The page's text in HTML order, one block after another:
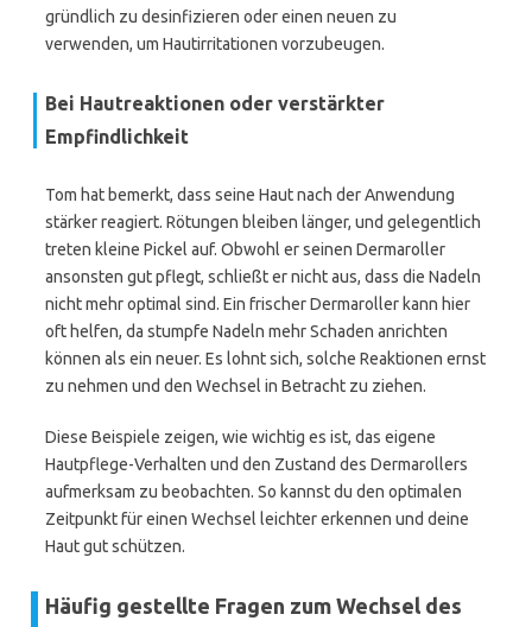
gründlich zu desinfizieren oder einen neuen zu
verwenden, um Hautirritationen vorzubeugen.
Bei Hautreaktionen oder verstärkter
Empfindlichkeit
Tom hat bemerkt, dass seine Haut nach der Anwendung
stärker reagiert. Rötungen bleiben länger, und gelegentlich
treten kleine Pickel auf. Obwohl er seinen Dermaroller
ansonsten gut pflegt, schließt er nicht aus, dass die Nadeln
nicht mehr optimal sind. Ein frischer Dermaroller kann hier
oft helfen, da stumpfe Nadeln mehr Schaden anrichten
können als ein neuer. Es lohnt sich, solche Reaktionen ernst
zu nehmen und den Wechsel in Betracht zu ziehen.
Diese Beispiele zeigen, wie wichtig es ist, das eigene
Hautpflege-Verhalten und den Zustand des Dermarollers
aufmerksam zu beobachten. So kannst du den optimalen
Zeitpunkt für einen Wechsel leichter erkennen und deine
Haut gut schützen.
Häufig gestellte Fragen zum Wechsel des